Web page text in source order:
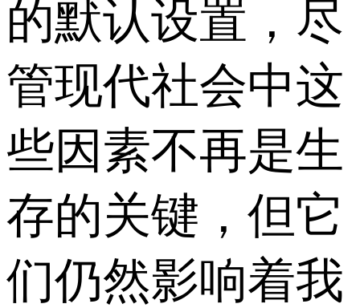
的默认设置，尽
管现代社会中这
些因素不再是生
存的关键，但它
们仍然影响着我